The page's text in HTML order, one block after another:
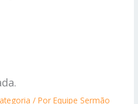
/ PorEquipe Sermão